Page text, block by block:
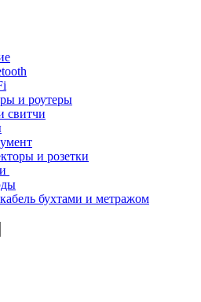
и роутеры
свитчи
и розетки
бухтами и метражом